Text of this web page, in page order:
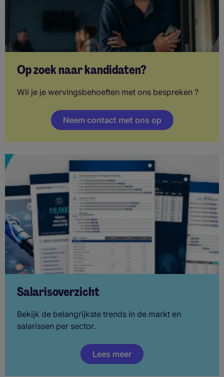
Op zoek naar kandidaten?
Wil je je wervingsbehoeften met ons bespreken ?
Neem contact met ons op
Salarisoverzicht
Bekijk de belangrijkste trends in de markt en
salarissen per sector.
Lees meer